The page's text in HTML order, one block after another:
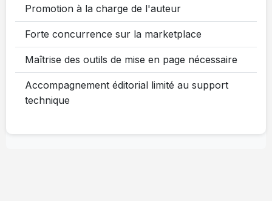
Promotion à la charge de l'auteur
Forte concurrence sur la marketplace
Maîtrise des outils de mise en page nécessaire
Accompagnement éditorial limité au support
technique